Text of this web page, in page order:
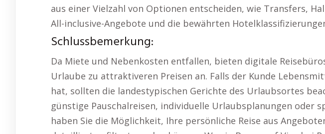
aus einer Vielzahl von Optionen entscheiden, wie Transfers,
All-inclusive-Angebote und die bewährten
Schlussbemerkung:
Da Miete und Nebenkosten entfallen, bieten digitale
Urlaube zu attraktiveren Preisen an. Falls der Kunde
hat, sollten die landestypischen Gerichte des Urlaubsortes
günstige Pauschalreisen, individuelle Urlaubsplanungen oder
haben Sie die Möglichkeit, Ihre persönliche Reise aus